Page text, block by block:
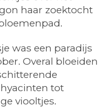
haar zoektocht
was een paradijs
Overal bloeiden
tot
viooltjes.